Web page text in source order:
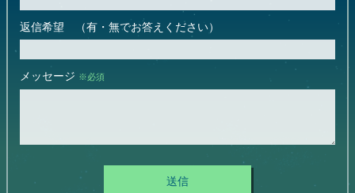
返信希望 （有・無でお答えください）
メッセージ ※必須
送信